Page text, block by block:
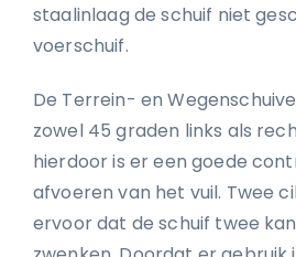
staalinlaag de schuif niet
voerschuif.
De Terrein- en
zowel 45 graden links als
hierdoor is er een goede
afvoeren van het vuil. Twee
ervoor dat de schuif twee